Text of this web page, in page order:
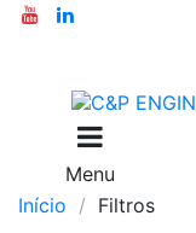
Menu
Início
Filtros